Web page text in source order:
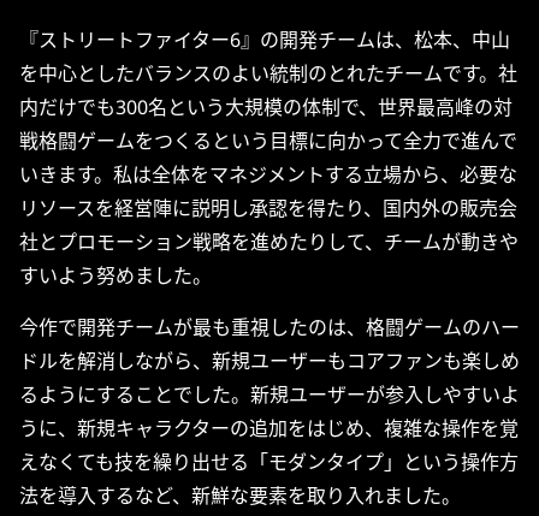
『ストリートファイター6』の開発チームは、松本、中山
を中心としたバランスのよい統制のとれたチームです。社
内だけでも300名という大規模の体制で、世界最高峰の対
戦格闘ゲームをつくるという目標に向かって全力で進んで
いきます。私は全体をマネジメントする立場から、必要な
リソースを経営陣に説明し承認を得たり、国内外の販売会
社とプロモーション戦略を進めたりして、チームが動きや
すいよう努めました。
今作で開発チームが最も重視したのは、格闘ゲームのハー
ドルを解消しながら、新規ユーザーもコアファンも楽しめ
るようにすることでした。新規ユーザーが参入しやすいよ
うに、新規キャラクターの追加をはじめ、複雑な操作を覚
えなくても技を繰り出せる「モダンタイプ」という操作方
法を導入するなど、新鮮な要素を取り入れました。